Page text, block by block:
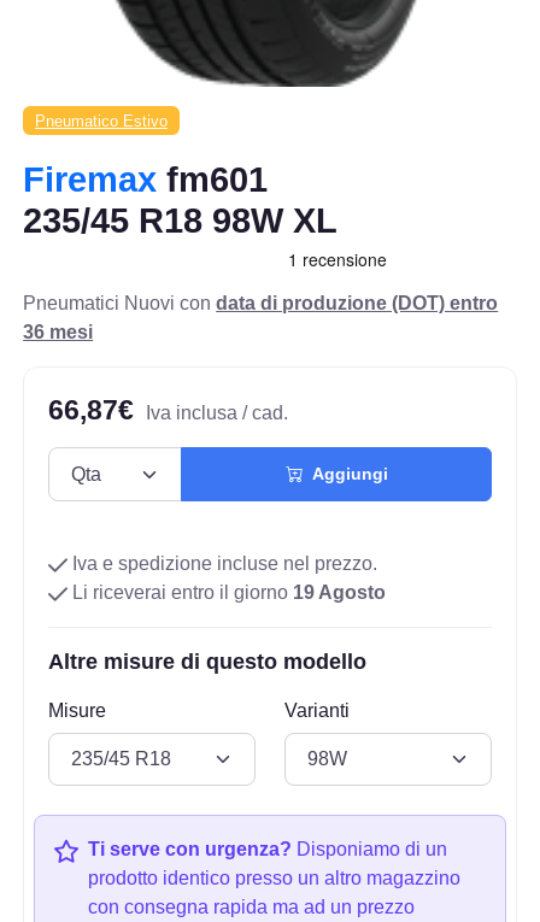
Pneumatico Estivo
Firemax fm601
235/45 R18 98W XL
Pneumatici Nuovi condata di produzione (DOT) entro
36 mesi
66,87€ Iva inclusa / cad.
Aggiungi
Iva e spedizione incluse nel prezzo.
Li riceverai entro il giorno 19 Agosto
Altre misure di questo modello
Misure Varianti
Ti serve con urgenza? Disponiamo di un
prodotto identico presso un altro magazzino
con consegna rapida ma ad un prezzo